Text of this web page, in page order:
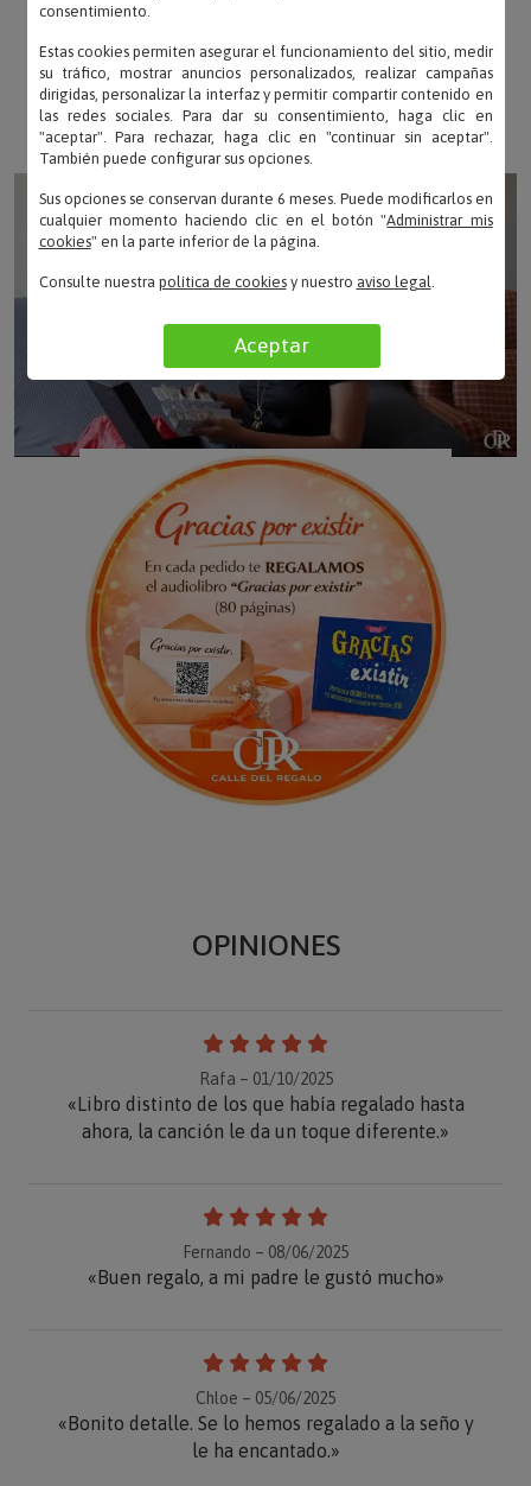
🧡 EL PLACER DE REGALAR, LA ALEGRÍA DE
RECIBIR...
Porque eres tú, porque soy
OPINIONES
Rafa – 01/10/2025
«Libro distinto de los que había regalado hasta
ahora, la canción le da un toque diferente.»
Fernando – 08/06/2025
«Buen regalo, a mi padre le gustó mucho»
Chloe – 05/06/2025
«Bonito detalle. Se lo hemos regalado a la seño y
le ha encantado.»
consentimiento.
Estas cookies permiten asegurar el funcionamiento del sitio, medir
su tráfico, mostrar anuncios personalizados, realizar campañas
dirigidas, personalizar la interfaz y permitir compartir contenido en
las redes sociales. Para dar su consentimiento, haga clic en
"aceptar". Para rechazar, haga clic en "continuar sin aceptar".
También puede configurar sus opciones.
Sus opciones se conservan durante 6 meses. Puede modificarlos en
cualquier momento haciendo clic en el botón "Administrar mis
cookies" en la parte inferior de la página.
Consulte nuestra política de cookiesy nuestro aviso legal.
Aceptar